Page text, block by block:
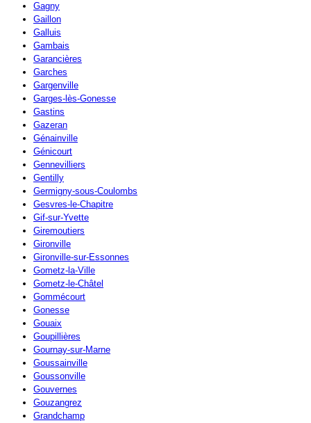
Gagny
Gaillon
Galluis
Gambais
Garancières
Garches
Gargenville
Garges-lès-Gonesse
Gastins
Gazeran
Génainville
Génicourt
Gennevilliers
Gentilly
Germigny-sous-Coulombs
Gesvres-le-Chapitre
Gif-sur-Yvette
Giremoutiers
Gironville
Gironville-sur-Essonnes
Gometz-la-Ville
Gometz-le-Châtel
Gommécourt
Gonesse
Gouaix
Goupillières
Gournay-sur-Marne
Goussainville
Goussonville
Gouvernes
Gouzangrez
Grandchamp